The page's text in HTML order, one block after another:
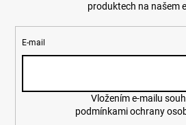
produktech na našem
E-mail
podmínkami ochrany